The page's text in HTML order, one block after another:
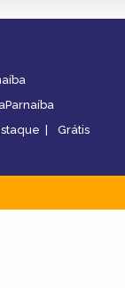
| Grátis